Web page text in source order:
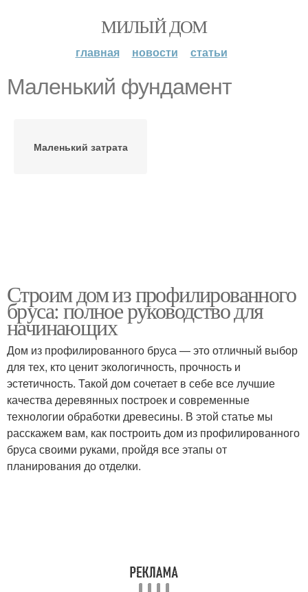
МИЛЫЙ ДОМ
главная новости статьи
Маленький фундамент
Маленький затрата
Строим дом из профилированного
бруса: полное руководство для
начинающих
Дом из профилированного бруса — это отличный выбор
для тех, кто ценит экологичность, прочность и
эстетичность. Такой дом сочетает в себе все лучшие
качества деревянных построек и современные
технологии обработки древесины. В этой статье мы
расскажем вам, как построить дом из профилированного
бруса своими руками, пройдя все этапы от
планирования до отделки.